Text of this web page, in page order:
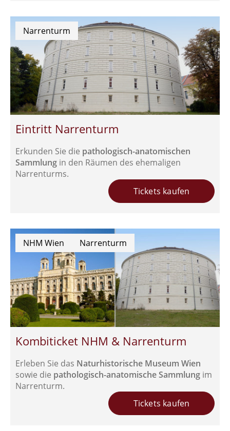
Narrenturm
Eintritt Narrenturm
Erkunden Sie die pathologisch-anatomischen
Sammlung in den Räumen des ehemaligen
Narrenturms.
Tickets kaufen
NHM Wien Narrenturm
Kombiticket NHM & Narrenturm
Erleben Sie das Naturhistorische Museum Wien
sowie die pathologisch-anatomische Sammlung im
Narrenturm.
Tickets kaufen